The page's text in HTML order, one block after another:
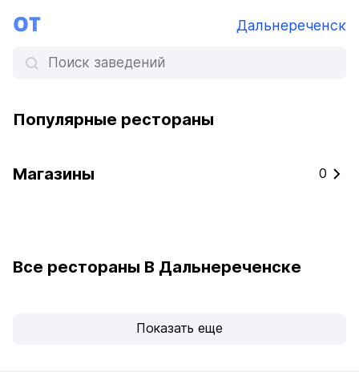
Дальнереченск
Популярные рестораны
Магазины 0
Все рестораны В Дальнереченске
Показать еще